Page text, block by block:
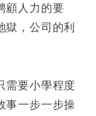
顧人力的要
獄，公司的利
需要小學程度
事一步一步操